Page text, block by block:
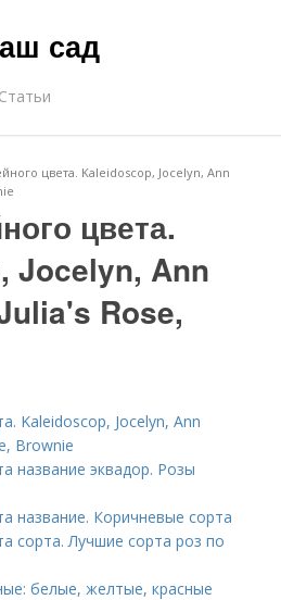
сад
Статьи
цвета. Kaleidoscop, Jocelyn, Ann
цвета.
Jocelyn, Ann
Rose,
Kaleidoscop, Jocelyn, Ann
Brownie
название эквадор. Розы
название. Коричневые сорта
сорта. Лучшие сорта роз по
белые, желтые, красные